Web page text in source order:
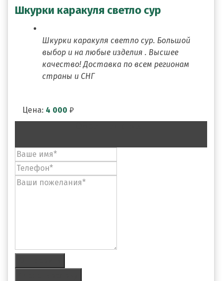
Шкурки каракуля светло сур
Шкурки каракуля светло сур. Большой
выбор и на любые изделия . Высшее
качество! Доставка по всем регионам
страны и СНГ
Цена: 4 000 ₽